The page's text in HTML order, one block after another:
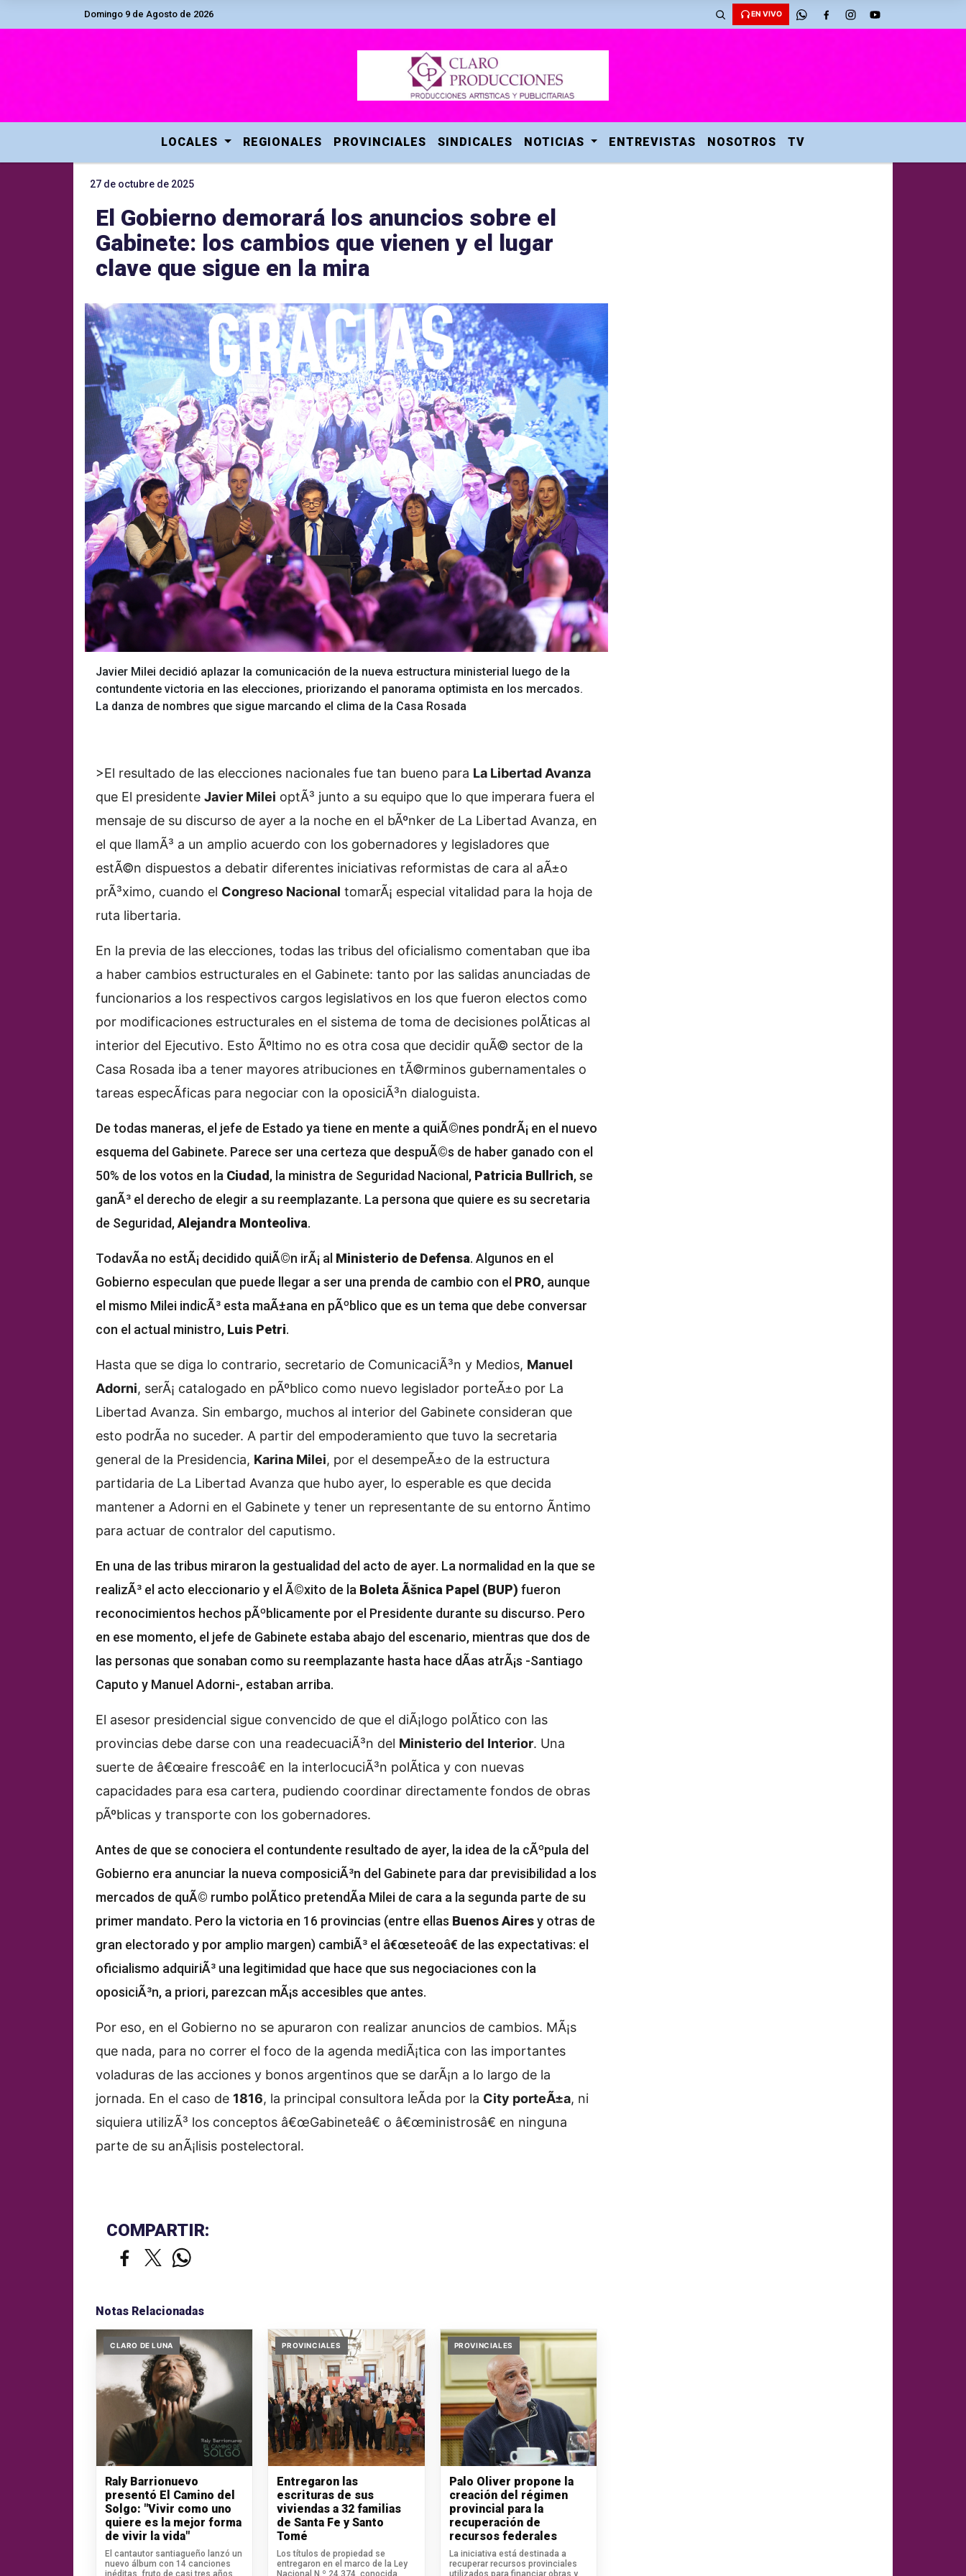
Domingo 9 de Agosto de 2026 EN VIVO
LOCALES REGIONALES PROVINCIALES SINDICALES NOTICIAS ENTREVISTAS NOSOTROS TV
27 de octubre de 2025
El Gobierno demorará los anuncios sobre el
Gabinete: los cambios que vienen y el lugar
clave que sigue en la mira
Javier Milei decidió aplazar la comunicación de la nueva estructura ministerial luego de la
contundente victoria en las elecciones, priorizando el panorama optimista en los mercados.
La danza de nombres que sigue marcando el clima de la Casa Rosada
>El resultado de las elecciones nacionales fue tan bueno para La Libertad Avanza
que El presidente Javier Milei optÃ³ junto a su equipo que lo que imperara fuera el
mensaje de su discurso de ayer a la noche en el bÃºnker de La Libertad Avanza, en
el que llamÃ³ a un amplio acuerdo con los gobernadores y legisladores que
estÃ©n dispuestos a debatir diferentes iniciativas reformistas de cara al aÃ±o
prÃ³ximo, cuando el Congreso Nacional tomarÃ¡ especial vitalidad para la hoja de
ruta libertaria.
En la previa de las elecciones, todas las tribus del oficialismo comentaban que iba
a haber cambios estructurales en el Gabinete: tanto por las salidas anunciadas de
funcionarios a los respectivos cargos legislativos en los que fueron electos como
por modificaciones estructurales en el sistema de toma de decisiones polÃ­ticas al
interior del Ejecutivo. Esto Ãºltimo no es otra cosa que decidir quÃ© sector de la
Casa Rosada iba a tener mayores atribuciones en tÃ©rminos gubernamentales o
tareas especÃ­ficas para negociar con la oposiciÃ³n dialoguista.
De todas maneras, el jefe de Estado ya tiene en mente a quiÃ©nes pondrÃ¡ en el nuevo
esquema del Gabinete. Parece ser una certeza que despuÃ©s de haber ganado con el
50% de los votos en la Ciudad, la ministra de Seguridad Nacional, Patricia Bullrich, se
ganÃ³ el derecho de elegir a su reemplazante. La persona que quiere es su secretaria
de Seguridad,Alejandra Monteoliva.
TodavÃ­a no estÃ¡ decidido quiÃ©n irÃ¡ al Ministerio de Defensa. Algunos en el
Gobierno especulan que puede llegar a ser una prenda de cambio con el PRO, aunque
el mismo Milei indicÃ³ esta maÃ±ana en pÃºblico que es un tema que debe conversar
con el actual ministro, Luis Petri.
Hasta que se diga lo contrario, secretario de ComunicaciÃ³n y Medios, Manuel
Adorni, serÃ¡ catalogado en pÃºblico como nuevo legislador porteÃ±o por La
Libertad Avanza. Sin embargo, muchos al interior del Gabinete consideran que
esto podrÃ­a no suceder. A partir del empoderamiento que tuvo la secretaria
general de la Presidencia, Karina Milei, por el desempeÃ±o de la estructura
partidaria de La Libertad Avanza que hubo ayer, lo esperable es que decida
mantener a Adorni en el Gabinete y tener un representante de su entorno Ã­ntimo
para actuar de contralor del caputismo.
En una de las tribus miraron la gestualidad del acto de ayer. La normalidad en la que se
realizÃ³ el acto eleccionario y el Ã©xito de la Boleta Ãšnica Papel (BUP) fueron
reconocimientos hechos pÃºblicamente por el Presidente durante su discurso. Pero
en ese momento, el jefe de Gabinete estaba abajo del escenario, mientras que dos de
las personas que sonaban como su reemplazante hasta hace dÃ­as atrÃ¡s -Santiago
Caputo y Manuel Adorni-, estaban arriba.
El asesor presidencial sigue convencido de que el diÃ¡logo polÃ­tico con las
provincias debe darse con una readecuaciÃ³n del Ministerio del Interior. Una
suerte de â€œaire frescoâ€ en la interlocuciÃ³n polÃ­tica y con nuevas
capacidades para esa cartera, pudiendo coordinar directamente fondos de obras
pÃºblicas y transporte con los gobernadores.
Antes de que se conociera el contundente resultado de ayer, la idea de la cÃºpula del
Gobierno era anunciar la nueva composiciÃ³n del Gabinete para dar previsibilidad a los
mercados de quÃ© rumbo polÃ­tico pretendÃ­a Milei de cara a la segunda parte de su
primer mandato. Pero la victoria en 16 provincias (entre ellas Buenos Airesy otras de
gran electorado y por amplio margen) cambiÃ³ el â€œseteoâ€ de las expectativas: el
oficialismo adquiriÃ³ una legitimidad que hace que sus negociaciones con la
oposiciÃ³n, a priori, parezcan mÃ¡s accesibles que antes.
Por eso, en el Gobierno no se apuraron con realizar anuncios de cambios. MÃ¡s
que nada, para no correr el foco de la agenda mediÃ¡tica con las importantes
voladuras de las acciones y bonos argentinos que se darÃ¡n a lo largo de la
jornada. En el caso de 1816, la principal consultora leÃ­da por la City porteÃ±a, ni
siquiera utilizÃ³ los conceptos â€œGabineteâ€ o â€œministrosâ€ en ninguna
parte de su anÃ¡lisis postelectoral.
COMPARTIR:
Notas Relacionadas
CLARO DE LUNA
Raly Barrionuevo
presentó El Camino del
Solgo: "Vivir como uno
quiere es la mejor forma
de vivir la vida"
El cantautor santiagueño lanzó un
nuevo álbum con 14 canciones
PROVINCIALES
Entregaron las
escrituras de sus
viviendas a 32 familias
de Santa Fe y Santo
Tomé
Los títulos de propiedad se
entregaron en el marco de la Ley
PROVINCIALES
Palo Oliver propone la
creación del régimen
provincial para la
recuperación de
recursos federales
La iniciativa está destinada a
recuperar recursos provinciales